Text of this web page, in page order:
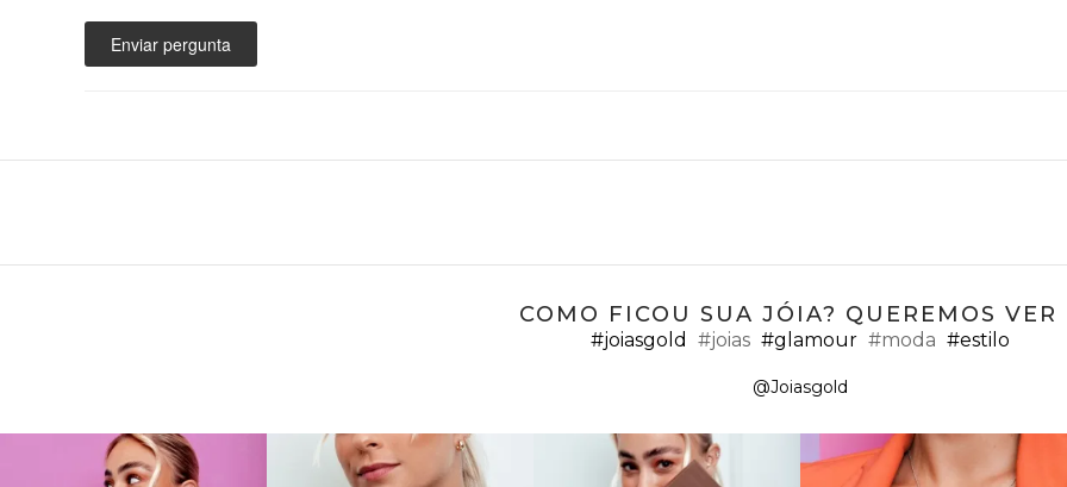
Enviar pergunta
COMO FICOU SUA JÓIA? QUEREMOS VER
#joiasgold #joias #glamour #moda #estilo
@Joiasgold